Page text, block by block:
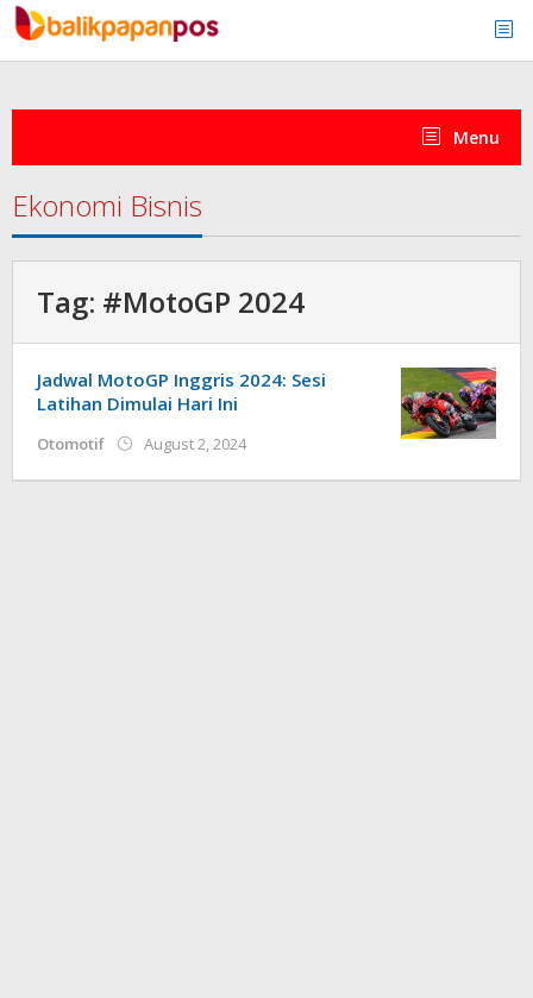
Skip
to
content
Menu
Ekonomi Bisnis
Tag: #MotoGP 2024
Jadwal MotoGP Inggris 2024: Sesi
Latihan Dimulai Hari Ini
Otomotif August 2, 2024by